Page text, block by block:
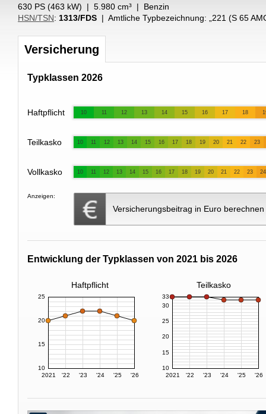
630 PS (463 kW) | 5.980 cm³ | Benzin
HSN/TSN: 1313/FDS | Amtliche Typbezeichnung: „ 221 (S 65
Versicherung
Typklassen 2026
Haftpflicht 10 11 12 13 14 15 16 17 18
Teilkasko 10 11 12 13 14 15 16 17 18 19 20 21 22 23
Vollkasko 10 11 12 13 14 15 16 17 18 19 20 21 22 23 24
Anzeigen:
Versicherungsbeitrag in Euro berechnen
Entwicklung der Typklassen von 2021 bis 2026
Haftpflicht Teilkasko
2021 '22 '23 '24 '25 '26
10
15
20
25
2021 '22 '23 '24 '25 '26
10
15
20
25
30
33